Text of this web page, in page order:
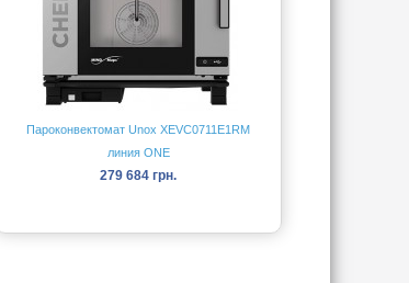
Пароконвектомат Unox XEVC0711E1RM
линия ONE
279 684 грн.